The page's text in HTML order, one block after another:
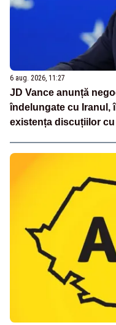
6 aug. 2026, 11:27
JD Vance anunță
îndelungate cu Iranul,
existența discuțiilor cu